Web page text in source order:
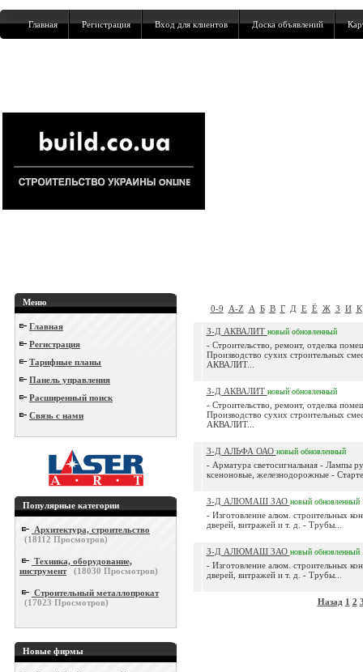
Главная Регистрация Вход для клиентов Доска объявлений
Меню
Главная
Регистрация
Тарифные планы
Панель управления
Расширенный поиск
Связь с нами
Популярные категории
Архитектура, строительство
(18112 Просмотров)
Техника, оборудование,
инструмент
(18030 Просмотров)
Строительный металлопрокат
(17023 Просмотров)
Новые фирмы
0-9 A-Z А Б В Г Д Е Ё Ж З И К
З-Д АКВАЛИТ новый обновленный
- Строительство, ремонт, отделка
Производство сухих строительных
АКВАЛИТ...
З-Д АКВАЛИТ новый обновленный
- Строительство, ремонт, отделка
Производство сухих строительных
АКВАЛИТ...
З-Д АЛЬФА ОАО новый обновленный
- Арматура светосигнальная - Лампы
ксеноновые, железнодорожные -
З-Д АЛЮМАШ ЗАО новый обновленный
- Изготовление алюм. строительных
дверей, витражей и т. д. - Трубы...
З-Д АЛЮМАШ ЗАО новый обновленный
- Изготовление алюм. строительных
дверей, витражей и т. д. - Трубы...
Назад 1 2